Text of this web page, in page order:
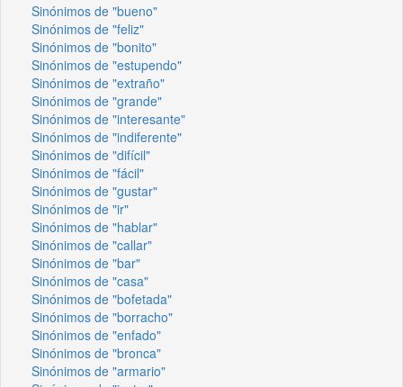
Sinónimos de "bueno"
Sinónimos de "feliz"
Sinónimos de "bonito"
Sinónimos de "estupendo"
Sinónimos de "extraño"
Sinónimos de "grande"
Sinónimos de "interesante"
Sinónimos de "indiferente"
Sinónimos de "difícil"
Sinónimos de "fácil"
Sinónimos de "gustar"
Sinónimos de "ir"
Sinónimos de "hablar"
Sinónimos de "callar"
Sinónimos de "bar"
Sinónimos de "casa"
Sinónimos de "bofetada"
Sinónimos de "borracho"
Sinónimos de "enfado"
Sinónimos de "bronca"
Sinónimos de "armario"